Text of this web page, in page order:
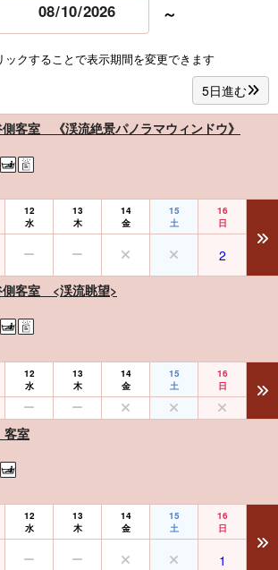
～
ックすることで表示期間を変更できます
5日進む
客室 《渓流絶景パノラマウィンドウ》
12
水
13
木
14
金
15
土
16
日
2
客室 <渓流眺望>
12
水
13
木
14
金
15
土
16
日
室
12
水
13
木
14
金
15
土
16
日
1